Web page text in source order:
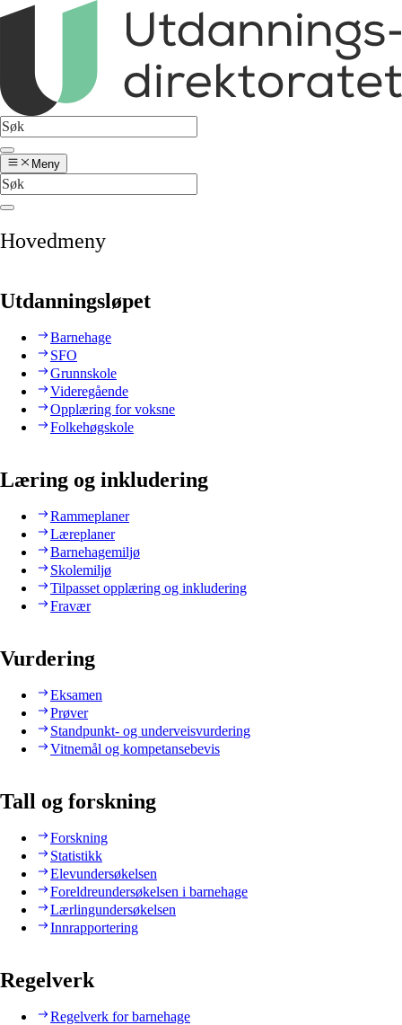
Meny
Hovedmeny
Utdanningsløpet
Barnehage
SFO
Grunnskole
Videregående
Opplæring for voksne
Folkehøgskole
Læring og inkludering
Rammeplaner
Læreplaner
Barnehagemiljø
Skolemiljø
Tilpasset opplæring og inkludering
Fravær
Vurdering
Eksamen
Prøver
Standpunkt- og underveisvurdering
Vitnemål og kompetansebevis
Tall og forskning
Forskning
Statistikk
Elevundersøkelsen
Foreldreundersøkelsen i barnehage
Lærlingundersøkelsen
Innrapportering
Regelverk
Regelverk for barnehage